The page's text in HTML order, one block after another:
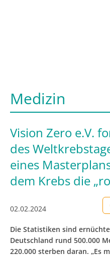
Medizin
Vision Zero e.V.
des
eines
dem Krebs die
02.02.2024
Die Statistiken sind
Deutschland rund 500.000
220.000 sterben daran. „Es